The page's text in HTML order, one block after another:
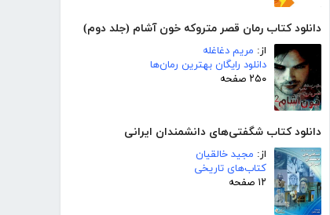
دانلود کتاب رمان قصر متروکه خون آشام (جلد دوم)
از: مریم دغاغله
دانلود رایگان بهترین رمان‌ها
۲۵۰ صفحه
دانلود کتاب شگفتی‌های دانشمندان ایرانی
از: مجید خالقیان
کتاب‌های تاریخی
۱۲ صفحه